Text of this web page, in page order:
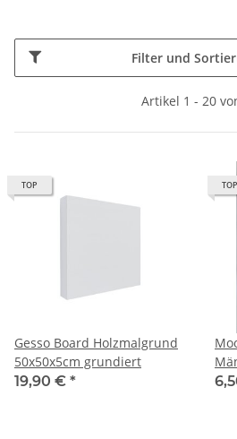
Filter und
Artikel 1 - 20
TOP
Gesso Board Holzmalgrund
50x50x5cm grundiert
19,90 € *
TOP